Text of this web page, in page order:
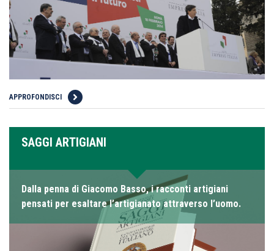
APPROFONDISCI
SAGGI ARTIGIANI
Dalla penna di Giacomo Basso, i racconti artigiani
pensati per esaltare l’artigianato attraverso l’uomo.